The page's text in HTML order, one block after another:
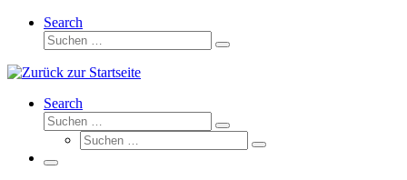
Search
Suche
Suchen …
Search
Suche
Suchen …
Suche
Suchen …
Menü